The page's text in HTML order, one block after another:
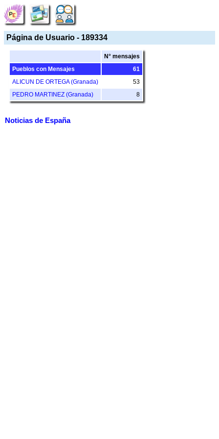
Página de Usuario - 189334
N° mensajes
Pueblos con Mensajes
61
ALICUN DE ORTEGA (Granada)
53
PEDRO MARTINEZ (Granada)
8
Noticias de España